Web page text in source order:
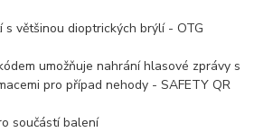
s většinou dioptrických brýlí - OTG
umožňuje nahrání hlasové zprávy s
pro případ nehody - SAFETY QR
součástí balení